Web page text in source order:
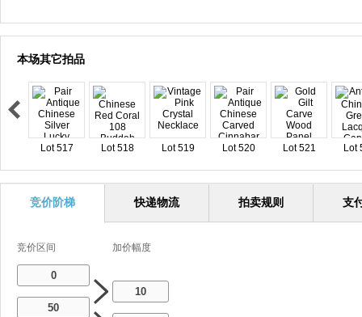
本场其它拍品
Lot 517 Lot 518 Lot 519 Lot 520 Lot 521 Lot
竞价阶梯 快递物流 拍卖规则 支
竞价区间 加价幅度
0
10
50